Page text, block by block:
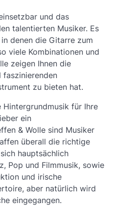
und das
talentierten Musiker. Es
denen die Gitarre zum
viele Kombinationen und
zeigen Ihnen die
faszinierenden
zu bieten hat.
Hintergrundmusik für Ihre
ein
& Wolle sind Musiker
überall die richtige
hauptsächlich
Pop und Filmmusik, sowie
und irische
aber natürlich wird
eingegangen.